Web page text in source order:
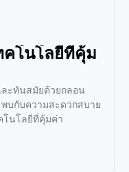
คโนโลยีที่คุ้ม
ะทันสมัยด้วยกลอน
บกับความสะดวกสบาย
โนโลยีที่คุ้มค่า